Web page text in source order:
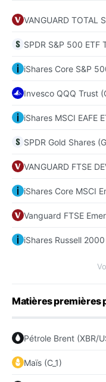
VANGUARD TOTAL
SPDR S&P 500 ETF
iShares Core S&P
Invesco QQQ Trust
iShares MSCI EAFE
SPDR Gold Shares
VANGUARD FTSE
iShares Core MSCI
Vanguard FTSE
iShares Russell
Matières premières
Pétrole Brent (XBR/
Maïs (C_1)